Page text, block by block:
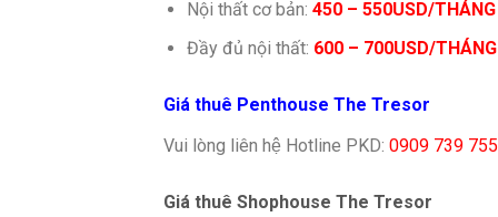
Nội thất cơ bản: 450 – 550USD/THÁNG
Đầy đủ nội thất: 600 – 700USD/THÁNG
Giá thuê Penthouse The Tresor
Vui lòng liên hệ Hotline PKD: 0909 739 755
Giá thuê Shophouse The Tresor